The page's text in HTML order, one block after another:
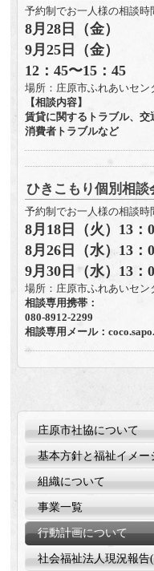
予約制でお一人様の相談時
8月28日（金）
9月25日（金）
12：45〜15：45
場所：庄原市ふれあいセン
【相談内容】
賃貸に関するトラブル、交
消費者トラブルなど
ひきこもり個別相
予約制でお一人様の相談時
8月18日（火）13：
8月26日（水）13：
9月30日（水）13：
場所：庄原市ふれあいセン
相談専用携帯：
080-8912-2299
相談専用メール：
庄原市社協について
基本方針と福祉イメー
組織について
事業一覧
行動計画について
社会福祉法人現況報告